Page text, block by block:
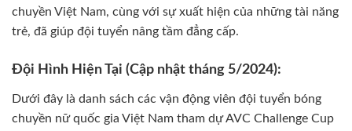
chuyền Việt Nam, cùng với sự xuất hiện của những tài năng
trẻ, đã giúp đội tuyển nâng tầm đẳng cấp.
Đội Hình Hiện Tại (Cập nhật tháng 5/2024):
Dưới đây là danh sách các vận động viên đội tuyển bóng
chuyền nữ quốc gia Việt Nam tham dự AVC Challenge Cup